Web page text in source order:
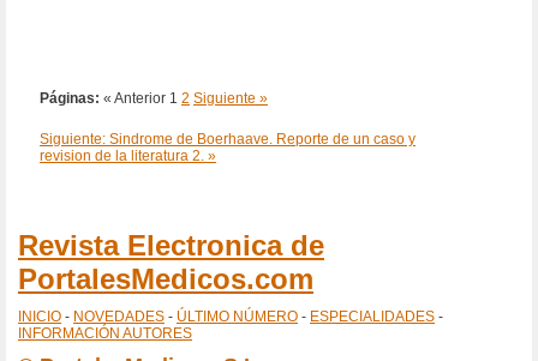
Páginas: « Anterior 1 2 Siguiente »
Siguiente: Sindrome de Boerhaave. Reporte de un caso y
revision de la literatura 2. »
Revista Electronica de
PortalesMedicos.com
INICIO - NOVEDADES - ÚLTIMO NÚMERO - ESPECIALIDADES -
INFORMACIÓN AUTORES